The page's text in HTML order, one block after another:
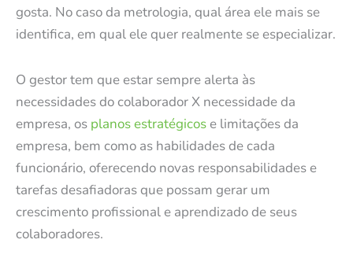
gosta. No caso da metrologia, qual área ele mais se
identifica, em qual ele quer realmente se especializar.
O gestor tem que estar sempre alerta às
necessidades do colaborador X necessidade da
empresa, os planos estratégicos e limitações da
empresa, bem como as habilidades de cada
funcionário, oferecendo novas responsabilidades e
tarefas desafiadoras que possam gerar um
crescimento profissional e aprendizado de seus
colaboradores.